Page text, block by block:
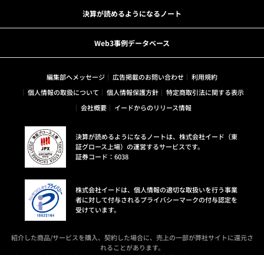
決算が読めるようになるノート
Web3事例データベース
編集部へメッセージ 広告掲載のお問い合わせ
利用規約
個人情報の取扱について
個人情報保護方針
特定商取引法に関する表示
会社概要
イードからのリリース情報
決算が読めるようになるノートは、株式会社イード（東
証グロース上場）の運営するサービスです。
証券コード：6038
株式会社イードは、個人情報の適切な取扱いを行う事業
者に対して付与されるプライバシーマークの付与認定を
受けています。
紹介した商品/サービスを購入、契約した場合に、売上の一部が弊社サイトに還元さ
れることがあります。